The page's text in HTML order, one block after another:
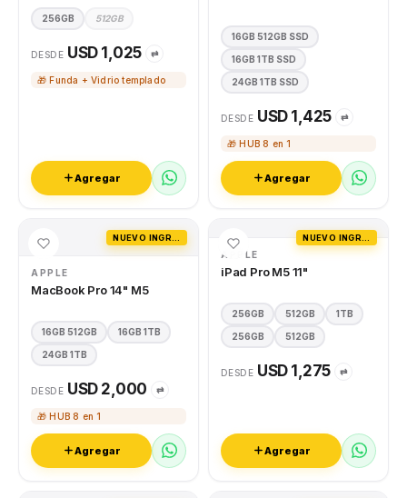
256GB 512GB
DESDE USD 1,025 ⇄
🎁 Funda + Vidrio templado
Agregar
16GB 512GB SSD
16GB 1TB SSD
24GB 1TB SSD
DESDE USD 1,425 ⇄
🎁 HUB 8 en 1
Agregar
APPLE
MacBook Pro 14" M5
16GB 512GB 16GB 1TB
24GB 1TB
DESDE USD 2,000 ⇄
🎁 HUB 8 en 1
Agregar
APPLE
iPad Pro M5 11"
256GB 512GB 1TB
256GB 512GB
DESDE USD 1,275 ⇄
Agregar